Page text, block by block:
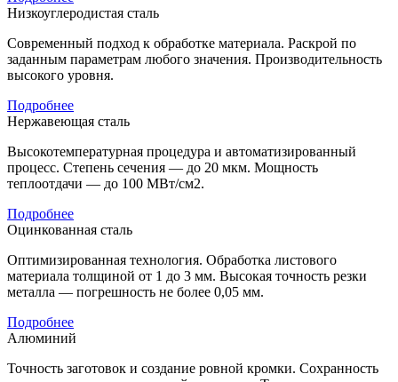
Низкоуглеродистая сталь
Современный подход к обработке материала. Раскрой по
заданным параметрам любого значения. Производительность
высокого уровня.
Подробнее
Нержавеющая сталь
Высокотемпературная процедура и автоматизированный
процесс. Степень сечения — до 20 мкм. Мощность
теплоотдачи — до 100 МВт/см2.
Подробнее
Оцинкованная сталь
Оптимизированная технология. Обработка листового
материала толщиной от 1 до 3 мм. Высокая точность резки
металла — погрешность не более 0,05 мм.
Подробнее
Алюминий
Точность заготовок и создание ровной кромки. Сохранность